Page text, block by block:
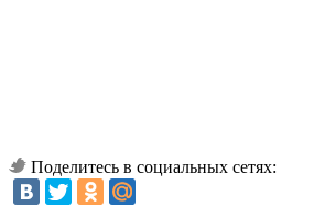
Поделитесь в социальных сетях: